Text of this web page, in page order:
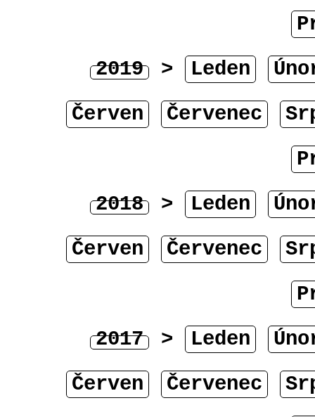
2019 > Leden
Červen
Červenec
2018 > Leden
Červen
Červenec
2017 > Leden
Červen
Červenec